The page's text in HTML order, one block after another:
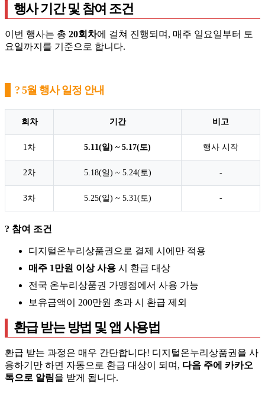
행사 기간 및 참여 조건
이번 행사는 총 20회차에 걸쳐 진행되며, 매주 일요일부터 토
요일까지를 기준으로 합니다.
?️ 5월 행사 일정 안내
회차 기간 비고
1차 5.11(일) ~ 5.17(토) 행사 시작
2차 5.18(일) ~ 5.24(토) -
3차 5.25(일) ~ 5.31(토) -
? 참여 조건
디지털온누리상품권으로 결제 시에만 적용
매주 1만원 이상 사용 시 환급 대상
전국 온누리상품권 가맹점에서 사용 가능
보유금액이 200만원 초과 시 환급 제외
환급 받는 방법 및 앱 사용법
환급 받는 과정은 매우 간단합니다! 디지털온누리상품권을 사
용하기만 하면 자동으로 환급 대상이 되며, 다음 주에 카카오
톡으로 알림을 받게 됩니다.